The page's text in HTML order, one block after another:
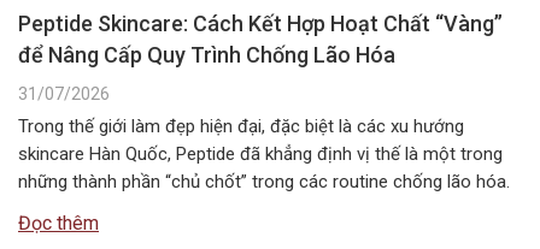
Peptide Skincare: Cách Kết Hợp Hoạt Chất “Vàng”
để Nâng Cấp Quy Trình Chống Lão Hóa
31/07/2026
Trong thế giới làm đẹp hiện đại, đặc biệt là các xu hướng
skincare Hàn Quốc, Peptide đã khẳng định vị thế là một trong
những thành phần “chủ chốt” trong các routine chống lão hóa.
nhất vẫn là băn…
Đọc thêm